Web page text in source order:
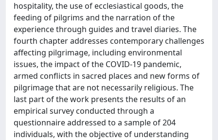
hospitality, the use of ecclesiastical goods, the
feeding of pilgrims and the narration of the
experience through guides and travel diaries. The
fourth chapter addresses contemporary challenges
affecting pilgrimage, including environmental
issues, the impact of the COVID-19 pandemic,
armed conflicts in sacred places and new forms of
pilgrimage that are not necessarily religious. The
last part of the work presents the results of an
empirical survey conducted through a
questionnaire addressed to a sample of 204
individuals, with the objective of understanding